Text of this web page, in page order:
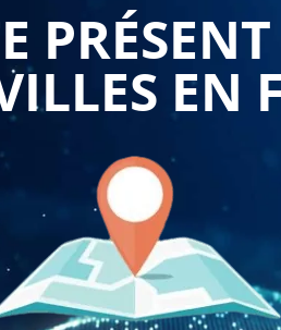
et structurée. Cette session vous
communication (messagerie
d'alerte et de suivi des
des entités publiques. Nos
(émetteur, récepteur,
publique. Vous découvrez
messages de rejet ou de
l'historique de vos échanges.
via la plateforme constitue le
. Vous apprenez à
EN